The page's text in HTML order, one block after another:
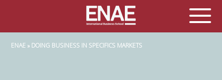
SOBRESCRIBIR ENLACES DE AYUDA A LA NAVEGACIÓN
ENAE DOING BUSINESS IN SPECIFICS MARKETS